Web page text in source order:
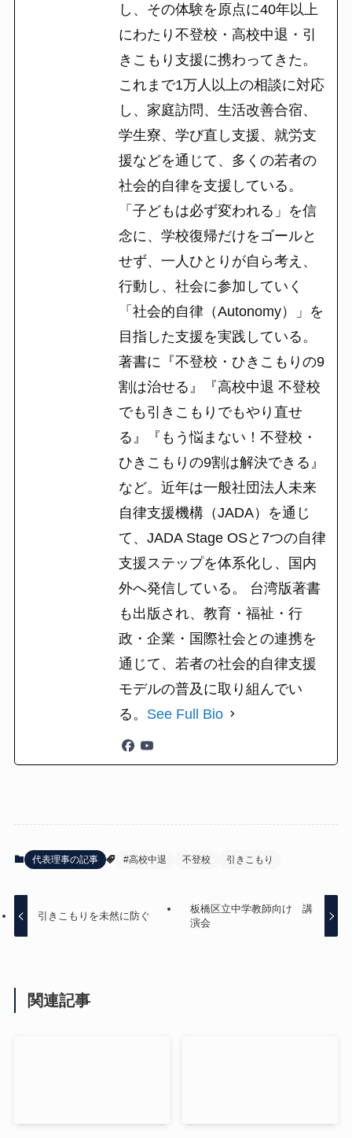
し、その体験を原点に40年以上
にわたり不登校・高校中退・引
きこもり支援に携わってきた。
これまで1万人以上の相談に対応
し、家庭訪問、生活改善合宿、
学生寮、学び直し支援、就労支
援などを通じて、多くの若者の
社会的自律を支援している。
「子どもは必ず変われる」を信
念に、学校復帰だけをゴールと
せず、一人ひとりが自ら考え、
行動し、社会に参加していく
「社会的自律（Autonomy）」を
目指した支援を実践している。
著書に『不登校・ひきこもりの9
割は治せる』『高校中退 不登校
でも引きこもりでもやり直せ
る』『もう悩まない！不登校・
ひきこもりの9割は解決できる』
など。近年は一般社団法人未来
自律支援機構（JADA）を通じ
て、JADA Stage OSと7つの自律
支援ステップを体系化し、国内
外へ発信している。 台湾版著書
も出版され、教育・福祉・行
政・企業・国際社会との連携を
通じて、若者の社会的自律支援
モデルの普及に取り組んでい
る。 See Full Bio
代表理事の記事 #高校中退 不登校 引きこもり
引きこもりを未然に防ぐ
板橋区立中学教師向け 講
演会
関連記事